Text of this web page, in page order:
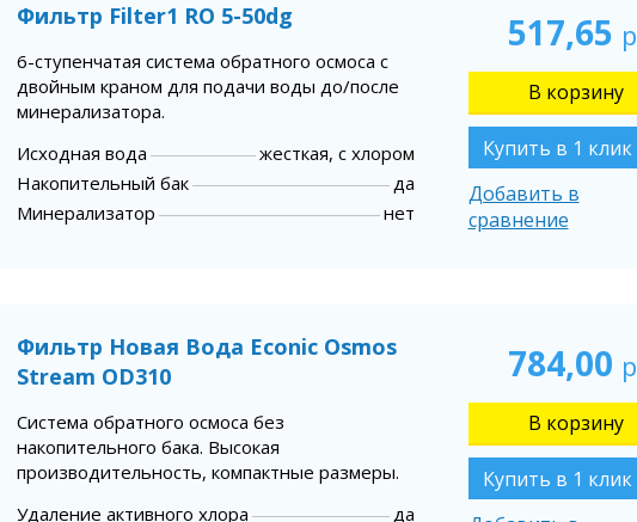
Фильтр Filter1 RO 5-50dg
6-ступенчатая система обратного осмоса с
двойным краном для подачи воды до/после
минерализатора.
Исходная вода
жесткая, с хлором
Накопительный бак
да
Минерализатор
нет
517,65
Купить в 1 клик
Добавить в
сравнение
Фильтр Новая Вода Econic Osmos
Stream OD310
Система обратного осмоса без
накопительного бака. Высокая
производительность, компактные размеры.
Удаление активного хлора
да
784,00
Купить в 1 клик